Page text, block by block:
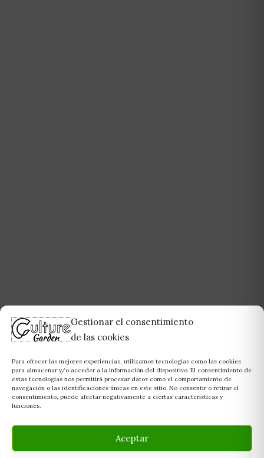
Gestionar el consentimiento
de las cookies
Para ofrecer las mejores experiencias, utilizamos tecnologías como las cookies
para almacenar y/o acceder a la información del dispositivo. El consentimiento de
estas tecnologías nos permitirá procesar datos como el comportamiento de
navegación o las identificaciones únicas en este sitio. No consentir o retirar el
consentimiento, puede afectar negativamente a ciertas características y
funciones.
Aceptar